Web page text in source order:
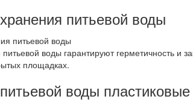
питьевой воды
воды гарантируют герметичность и
площадках.
воды пластиковые